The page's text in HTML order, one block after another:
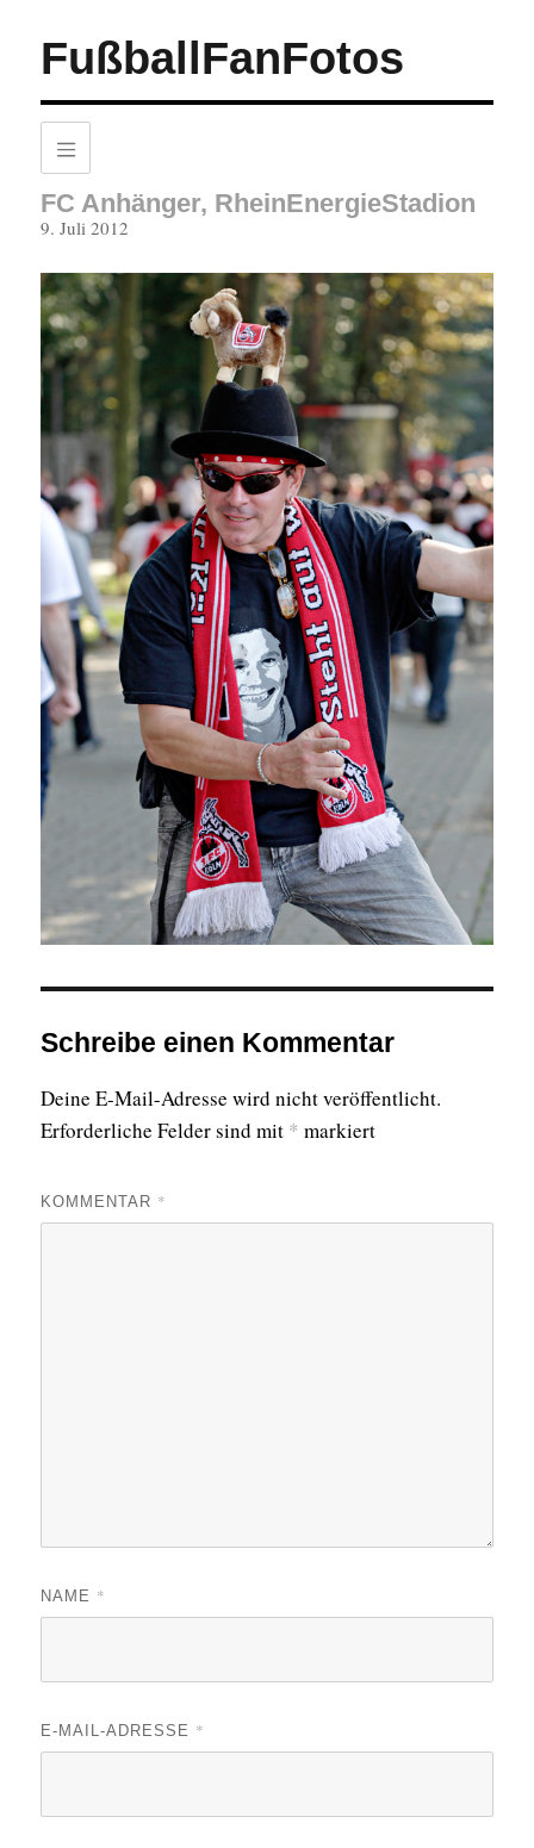
FußballFanFotos
FC Anhänger, RheinEnergieStadion
Veröffentlicht
9. Juli 2012
Schreibe einen Kommentar
Deine E-Mail-Adresse wird nicht veröffentlicht.
Erforderliche Felder sind mit * markiert
KOMMENTAR *
NAME *
E-MAIL-ADRESSE *